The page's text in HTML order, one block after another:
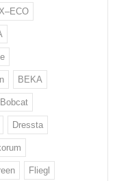
BEKA
Bobcat
Dressta
Fliegl